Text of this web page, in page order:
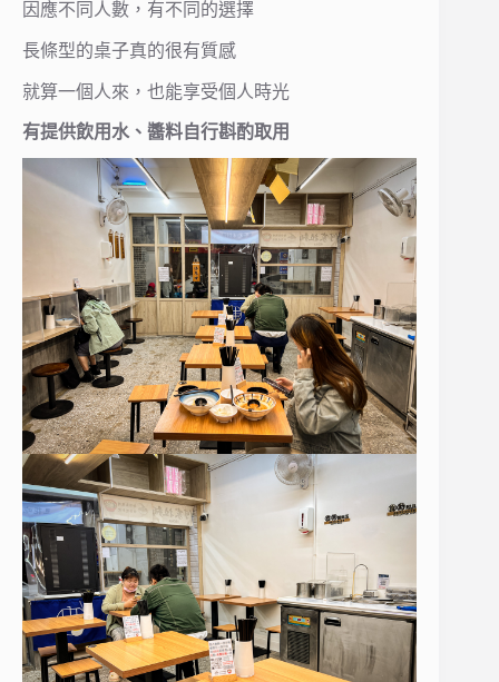
因應不同人數，有不同的選擇
長條型的桌子真的很有質感
就算一個人來，也能享受個人時光
有提供飲用水、醬料自行斟酌取用